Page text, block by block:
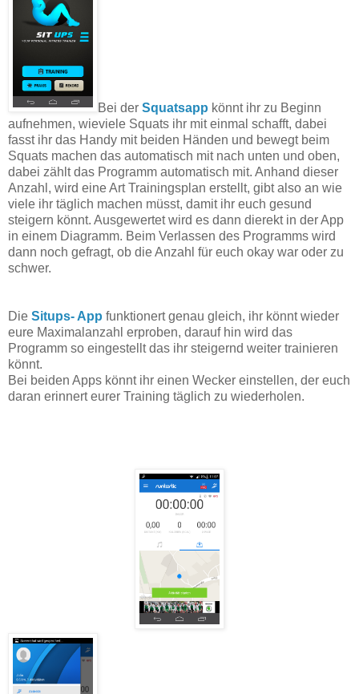
Bei der Squatsapp könnt ihr zu Beginn
aufnehmen, wieviele Squats ihr mit einmal schafft, dabei
fasst ihr das Handy mit beiden Händen und bewegt beim
Squats machen das automatisch mit nach unten und oben,
dabei zählt das Programm automatisch mit. Anhand dieser
Anzahl, wird eine Art Trainingsplan erstellt, gibt also an wie
viele ihr täglich machen müsst, damit ihr euch gesund
steigern könnt. Ausgewertet wird es dann dierekt in der App
in einem Diagramm. Beim Verlassen des Programms wird
dann noch gefragt, ob die Anzahl für euch okay war oder zu
schwer.
Die Situps- App funktionert genau gleich, ihr könnt wieder
eure Maximalanzahl erproben, darauf hin wird das
Programm so eingestellt das ihr steigernd weiter trainieren
könnt.
Bei beiden Apps könnt ihr einen Wecker einstellen, der euch
daran erinnert eurer Training täglich zu wiederholen.